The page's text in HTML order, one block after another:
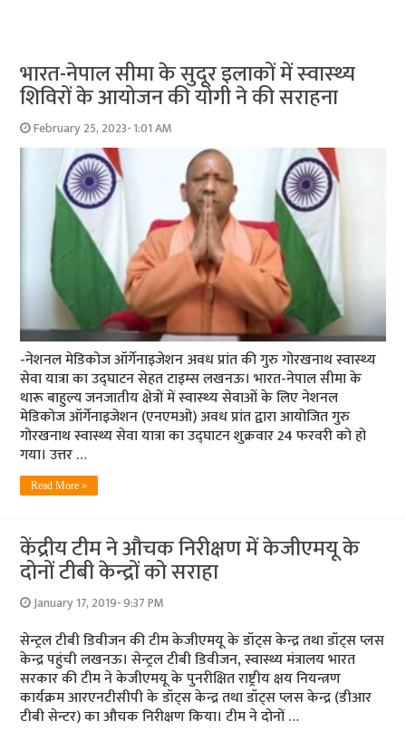
भारत-नेपाल सीमा के सुदूर इलाकों में स्‍वास्‍थ्‍य
शिविरों के आयोजन की योगी ने की सराहना
February 25, 2023- 1:01 AM
-नेशनल मेडिकोज ऑर्गेनाइजेशन अवध प्रांत की गुरु गोरखनाथ स्‍वास्‍थ्‍य
सेवा यात्रा का उद्घाटन सेहत टाइम्‍स लखनऊ। भारत-नेपाल सीमा के
थारू बाहुल्य जनजातीय क्षेत्रों में स्‍वास्‍थ्‍य सेवाओं के लिए नेशनल
मेडिकोज ऑर्गेनाइजेशन (एनएमओ) अवध प्रांत द्वारा आयोजित गुरु
गोरखनाथ स्वास्थ्य सेवा यात्रा का उद्घाटन शुक्रवार 24 फरवरी को हो
गया। उत्तर …
Read More »
केंद्रीय टीम ने औचक निरीक्षण में केजीएमयू के
दोनों टीबी केन्‍द्रों को सराहा
January 17, 2019- 9:37 PM
सेन्‍ट्रल टीबी डिवीजन की टीम केजीएमयू के डॉट्स केन्द्र तथा डॉट्स प्लस
केन्द्र पहुंची लखनऊ। सेन्ट्रल टीबी डिवीजन, स्वास्थ्य मंत्रालय भारत
सरकार की टीम ने केजीएमयू के पुनरीक्षित राष्ट्रीय क्षय नियन्त्रण
कार्यक्रम आरएनटीसीपी के डॉट्स केन्द्र तथा डॉट्स प्लस केन्द्र (डीआर
टीबी सेन्टर) का औचक निरीक्षण किया। टीम ने दोनों …